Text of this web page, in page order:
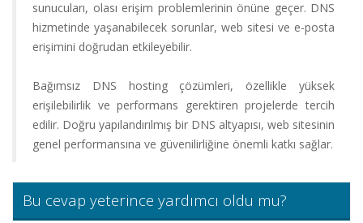
Hosting
Hosting
Kurumsal
Hosting
Sunucu
Hizmetleri
sunucuları, olası erişim problemlerinin önüne geçer. DNS
hizmetinde yaşanabilecek sorunlar, web sitesi ve e-posta
erişimini doğrudan etkileyebilir.
Bağımsız DNS hosting çözümleri, özellikle yüksek
erişilebilirlik ve performans gerektiren projelerde tercih
edilir. Doğru yapılandırılmış bir DNS altyapısı, web sitesinin
genel performansına ve güvenilirliğine önemli katkı sağlar.
Bu cevap yeterince yardımcı oldu mu?